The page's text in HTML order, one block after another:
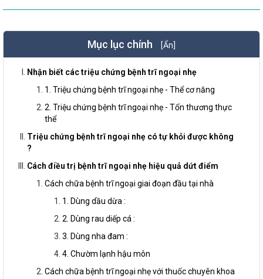
Mục lục chính [Ẩn]
Nhận biết các triệu chứng bệnh trĩ ngoại nhẹ
1. Triệu chứng bệnh trĩ ngoại nhẹ - Thể cơ năng
2. Triệu chứng bệnh trĩ ngoại nhẹ - Tổn thương thực
thể
Triệu chứng bệnh trĩ ngoại nhẹ có tự khỏi được không
?
Cách điều trị bệnh trĩ ngoại nhẹ hiệu quả dứt điểm
Cách chữa bệnh trĩ ngoại giai đoạn đầu tại nhà
1. Dùng dầu dừa :
2. Dùng rau diếp cá :
3. Dùng nha đam :
4. Chườm lạnh hậu môn
Cách chữa bệnh trĩ ngoại nhẹ với thuốc chuyên khoa